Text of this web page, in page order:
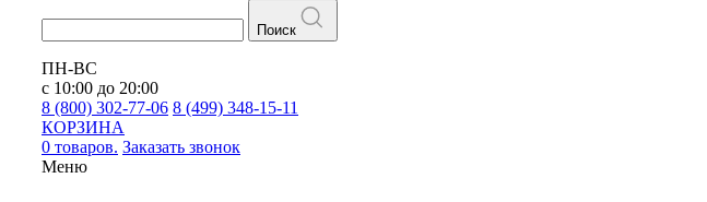
Поиск
ПН-ВС
с 10:00 до 20:00
8 (800) 302-77-06 8 (499) 348-15-11
КОРЗИНА
0 товаров. Заказать звонок
Меню